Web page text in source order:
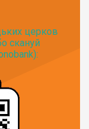
церков
скануй